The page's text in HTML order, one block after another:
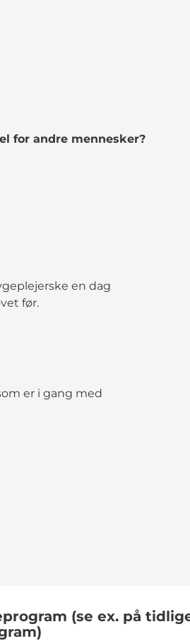
for andre mennesker?
en dag
før.
er i gang med
(se ex. på